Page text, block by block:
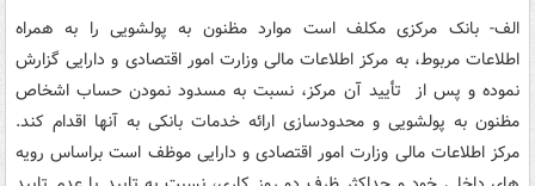
الف- بانک مرکزی مکلف است موارد مظنون به پولشویی را به همراه
اطلاعات مربوط، به مرکز اطلاعات مالی وزارت امور اقتصادی و دارایی گزارش
نموده و پس از تأیید آن مرکز، نسبت به مسدود نمودن حساب اشخاص
مظنون به پولشویی و محدودسازی ارائه خدمات بانکی به آنها اقدام کند.
مرکز اطلاعات مالی وزارت امور اقتصادی و دارایی موظف است براساس رویه